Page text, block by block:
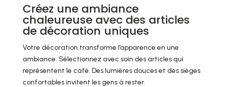
Créez une ambiance
chaleureuse avec des articles
de décoration uniques
Votre décoration transforme l’apparence en une
ambiance. Sélectionnez avec soin des articles qui
représentent le café. Des lumières douces et des sièges
confortables invitent les gens à rester.